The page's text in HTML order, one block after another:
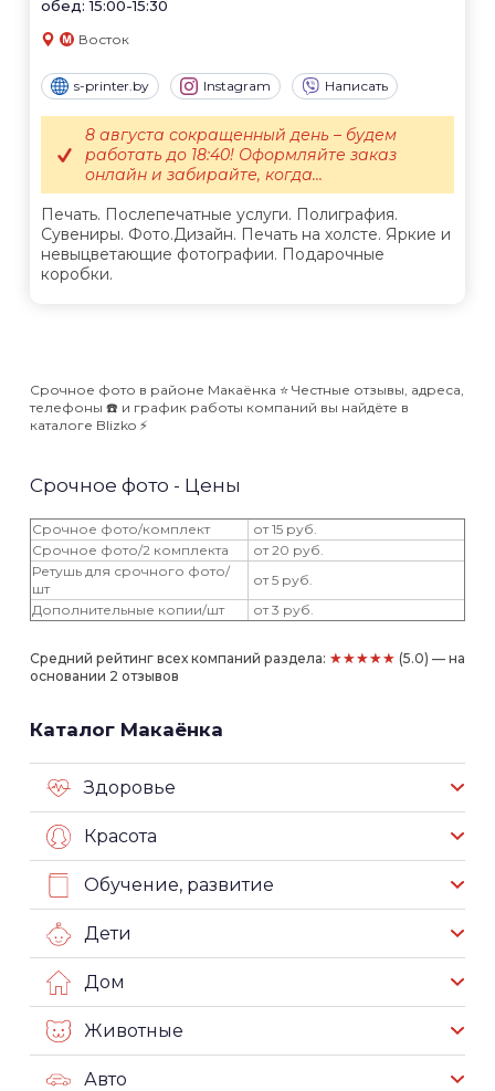
обед: 15:00-15:30
Восток
s-printer.by Instagram Написать
Печать. Послепечатные услуги. Полиграфия.
Сувениры. Фото.Дизайн. Печать на холсте. Яркие и
невыцветающие фотографии. Подарочные
коробки.
8 августа сокращенный день – будем
работать до 18:40! Оформляйте заказ
онлайн и забирайте, когда...
Срочное фото в районе Макаёнка ⭐️ Честные отзывы, адреса,
телефоны ☎️ и график работы компаний вы найдёте в
каталоге Blizko ⚡️
Срочное фото - Цены
Срочное фото/комплект
от 15 руб.
Срочное фото/2 комплекта
от 20 руб.
Ретушь для срочного фото/
шт
от 5 руб.
Дополнительные копии/шт
от 3 руб.
Средний рейтинг всех компаний раздела: ★★★★★ (5.0) — на
основании 2 отзывов
Каталог Макаёнка
Здоровье
Красота
Обучение, развитие
Дети
Дом
Животные
Авто